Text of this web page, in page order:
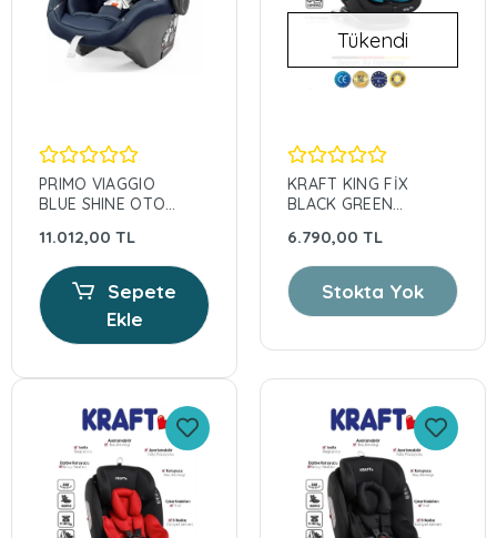
PRIMO VIAGGIO
BLUE SHINE OTO
11.012,00 TL
Sepete
Ekle
Tükendi
KRAFT KING FİX
BLACK GREEN
6.790,00 TL
Stokta Yok